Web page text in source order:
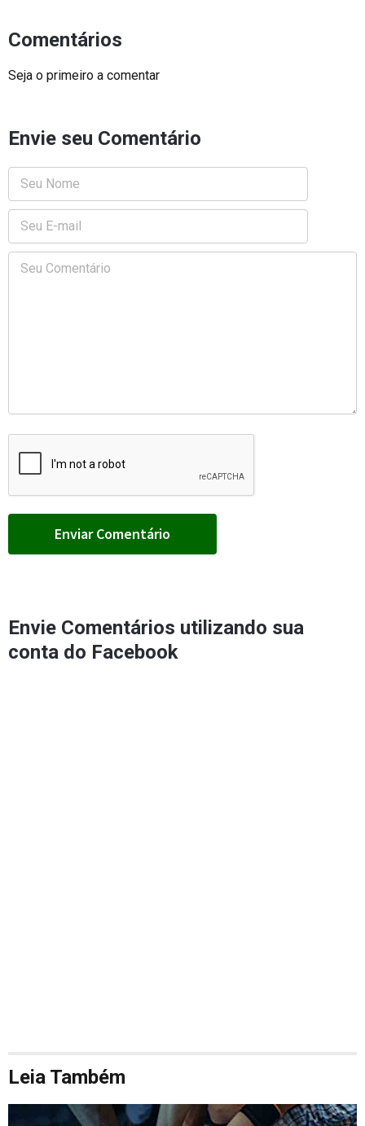
Comentários
Seja o primeiro a comentar
Envie seu Comentário
Envie Comentários utilizando sua
conta do Facebook
Leia Também